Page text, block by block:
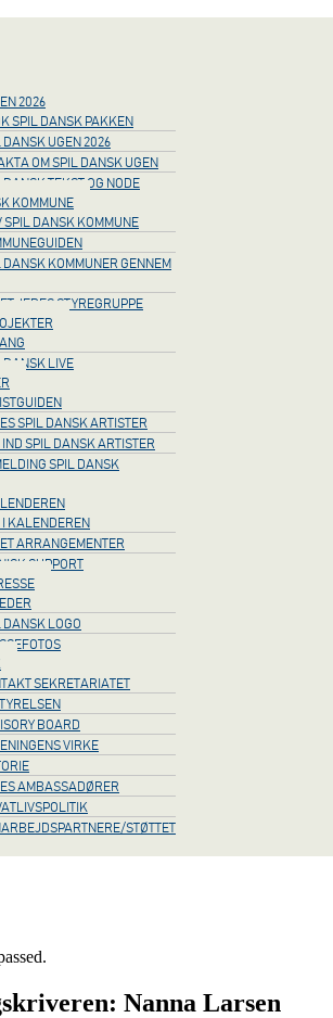
2026
SPIL DANSK PAKKEN
DANSK UGEN 2026
OM SPIL DANSK UGEN
DANSK TEKST OG NODE
KOMMUNE
SPIL DANSK KOMMUNE
DANSK KOMMUNER GENNEM
JERES STYREGRUPPE
DANSK LIVE
SPIL DANSK ARTISTER
IND SPIL DANSK ARTISTER
SPIL DANSK
KALENDEREN
ARRANGEMENTER
SUPPORT
DANSK LOGO
SEKRETARIATET
BOARD
VIRKE
AMBASSADØRER
STØTTET
Nanna Larsen